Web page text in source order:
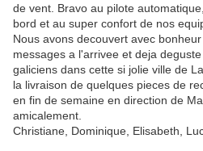
de vent. Bravo au pilote
bord et au super confort de nos
Nous avons decouvert avec
messages a l'arrivee et deja
galiciens dans cette si jolie ville de
la livraison de quelques pieces de
en fin de semaine en direction de
amicalement.
Christiane, Dominique, Elisabeth,